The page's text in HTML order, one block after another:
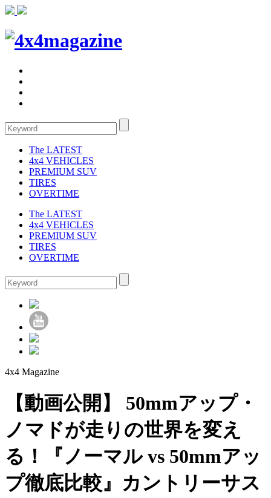
The LATEST
4x4 VEHICLES
PREMIUM SUV
TIRES
OVERTIME
The LATEST
4x4 VEHICLES
PREMIUM SUV
TIRES
OVERTIME
4x4 Magazine
【動画公開】 50mmアップ・
ノマドが走りの世界を変え
る！『ノーマル vs 50mmアッ
プ徹底比較』カントリーサス